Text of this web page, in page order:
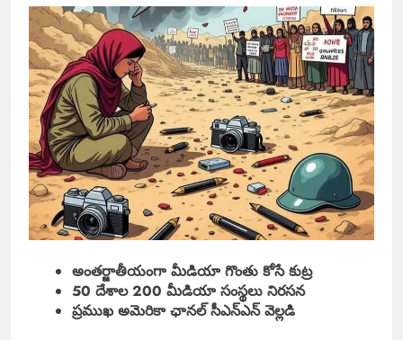
అంతర్జాతీయంగా మీడియా గొంతు కోసే కుట్ర
50 దేశాల 200 మీడియా సంస్థలు నిరసన
ప్రముఖ అమెరికా ఛానల్ సీఎన్ఎన్ వెల్లడి